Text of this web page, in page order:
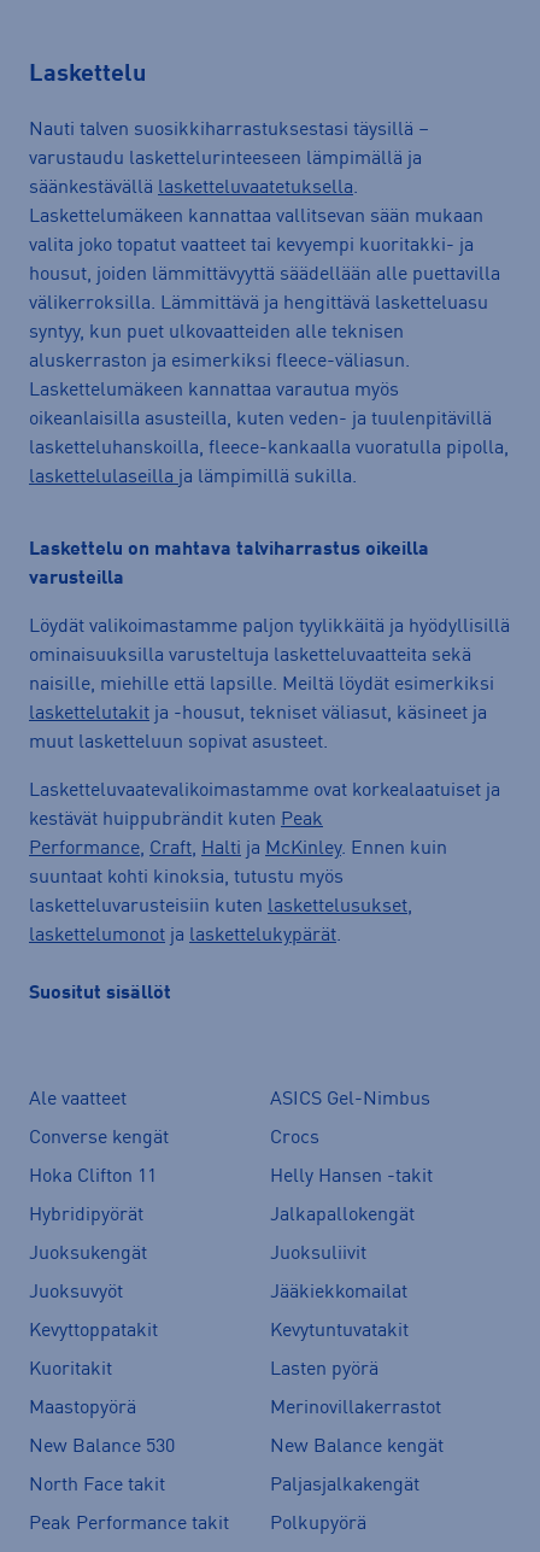
Laskettelu
Nauti talven suosikkiharrastuksestasi täysillä –
varustaudu laskettelurinteeseen lämpimällä ja
säänkestävällä lasketteluvaatetuksella.
Laskettelumäkeen kannattaa vallitsevan sään mukaan
valita joko topatut vaatteet tai kevyempi kuoritakki- ja
housut, joiden lämmittävyyttä säädellään alle puettavilla
välikerroksilla. Lämmittävä ja hengittävä lasketteluasu
syntyy, kun puet ulkovaatteiden alle teknisen
aluskerraston ja esimerkiksi fleece-väliasun.
Laskettelumäkeen kannattaa varautua myös
oikeanlaisilla asusteilla, kuten veden- ja tuulenpitävillä
lasketteluhanskoilla, fleece-kankaalla vuoratulla pipolla,
laskettelulaseilla ja lämpimillä sukilla.
Laskettelu on mahtava talviharrastus oikeilla
varusteilla
Löydät valikoimastamme paljon tyylikkäitä ja hyödyllisillä
ominaisuuksilla varusteltuja lasketteluvaatteita sekä
naisille, miehille että lapsille. Meiltä löydät esimerkiksi
laskettelutakit ja -housut, tekniset väliasut, käsineet ja
muut lasketteluun sopivat asusteet.
Lasketteluvaatevalikoimastamme ovat korkealaatuiset ja
kestävät huippubrändit kuten Peak
Performance, Craft, Halti ja McKinley. Ennen kuin
suuntaat kohti kinoksia, tutustu myös
lasketteluvarusteisiin kuten laskettelusukset,
laskettelumonot ja laskettelukypärät.
Suositut sisällöt
Ale vaatteet
ASICS Gel-Nimbus
Converse kengät
Crocs
Hoka Clifton 11
Helly Hansen -takit
Hybridipyörät
Jalkapallokengät
Juoksukengät
Juoksuliivit
Juoksuvyöt
Jääkiekkomailat
Kevyttoppatakit
Kevytuntuvatakit
Kuoritakit
Lasten pyörä
Maastopyörä
Merinovillakerrastot
New Balance 530
New Balance kengät
North Face takit
Paljasjalkakengät
Peak Performance takit
Polkupyörä